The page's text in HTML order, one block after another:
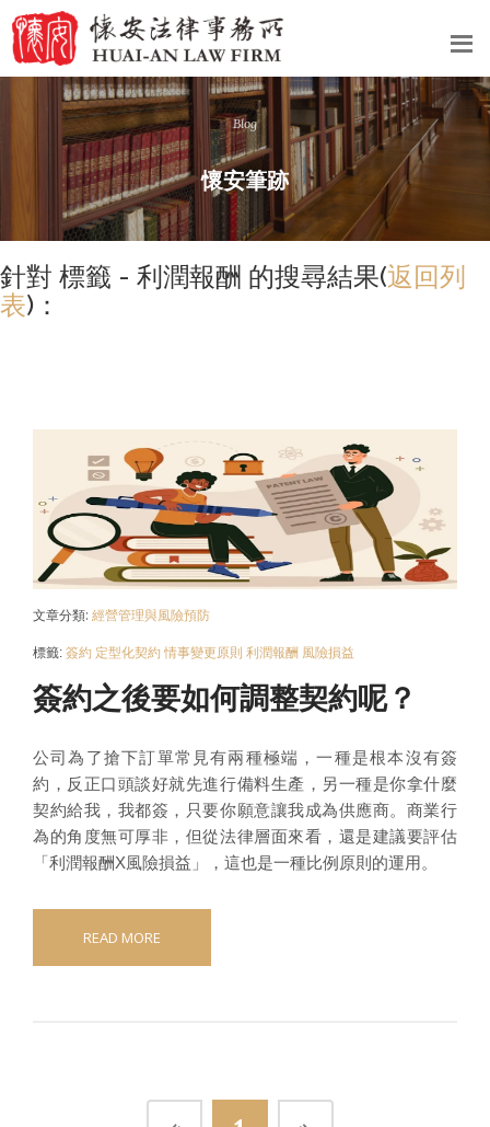
Blog
懷安筆跡
針對 標籤 - 利潤報酬 的搜尋結果(返回列
表)：
文章分類: 經營管理與風險預防
標籤: 簽約 定型化契約 情事變更原則 利潤報酬 風險損益
簽約之後要如何調整契約呢？
公司為了搶下訂單常見有兩種極端，一種是根本沒有簽
約，反正口頭談好就先進行備料生產，另一種是你拿什麼
契約給我，我都簽，只要你願意讓我成為供應商。商業行
為的角度無可厚非，但從法律層面來看，還是建議要評估
「利潤報酬X風險損益」，這也是一種比例原則的運用。
READ MORE